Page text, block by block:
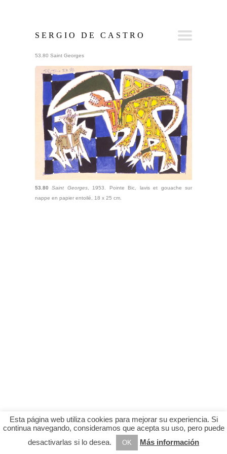
SERGIO DE CASTRO
53.80 Saint Georges
53.80 Saint Georges, 1953. Pointe Bic, lavis et gouache sur
nappe en papier entoilé, 18 x 25 cm.
Esta página web utiliza cookies para mejorar su experiencia. Si
continua navegando, consideramos que acepta su uso, pero puede
desactivarlas si lo desea.
OK Más información